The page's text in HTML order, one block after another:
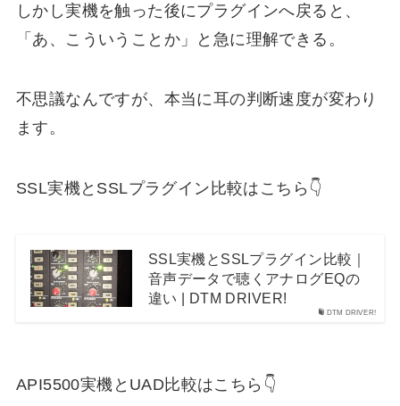
しかし実機を触った後にプラグインへ戻ると、
「あ、こういうことか」と急に理解できる。
不思議なんですが、本当に耳の判断速度が変わり
ます。
SSL実機とSSLプラグイン比較はこちら👇
DTM DRIVER!
SSL実機とSSLプラグイン比較｜
音声データで聴くアナログEQの
違い | DTM DRIVER!
API5500実機とUAD比較はこちら👇